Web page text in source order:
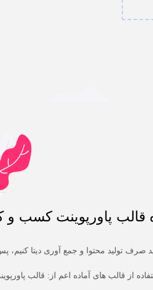
قالب پاورپوینت کسب و
صرف تولید محتوا و جمع آوری دیتا کنیم،
از قالب های آماده اعم از: قالب